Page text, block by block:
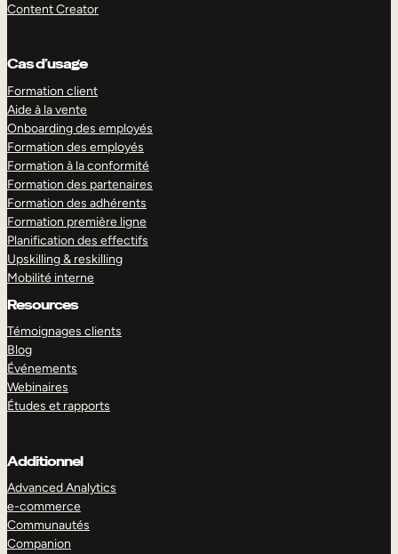
Content Creator
Cas d’usage
Formation client
Aide à la vente
Onboarding des employés
Formation des employés
Formation à la conformité
Formation des partenaires
Formation des adhérents
Formation première ligne
Planification des effectifs
Upskilling & reskilling
Mobilité interne
Resources
Témoignages clients
Blog
Événements
Webinaires
Études et rapports
Additionnel
Advanced Analytics
e-commerce
Communautés
Companion